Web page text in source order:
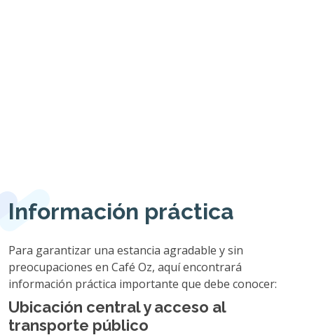
Información práctica
Para garantizar una estancia agradable y sin
preocupaciones en Café Oz, aquí encontrará
información práctica importante que debe conocer:
Ubicación central y acceso al
transporte público